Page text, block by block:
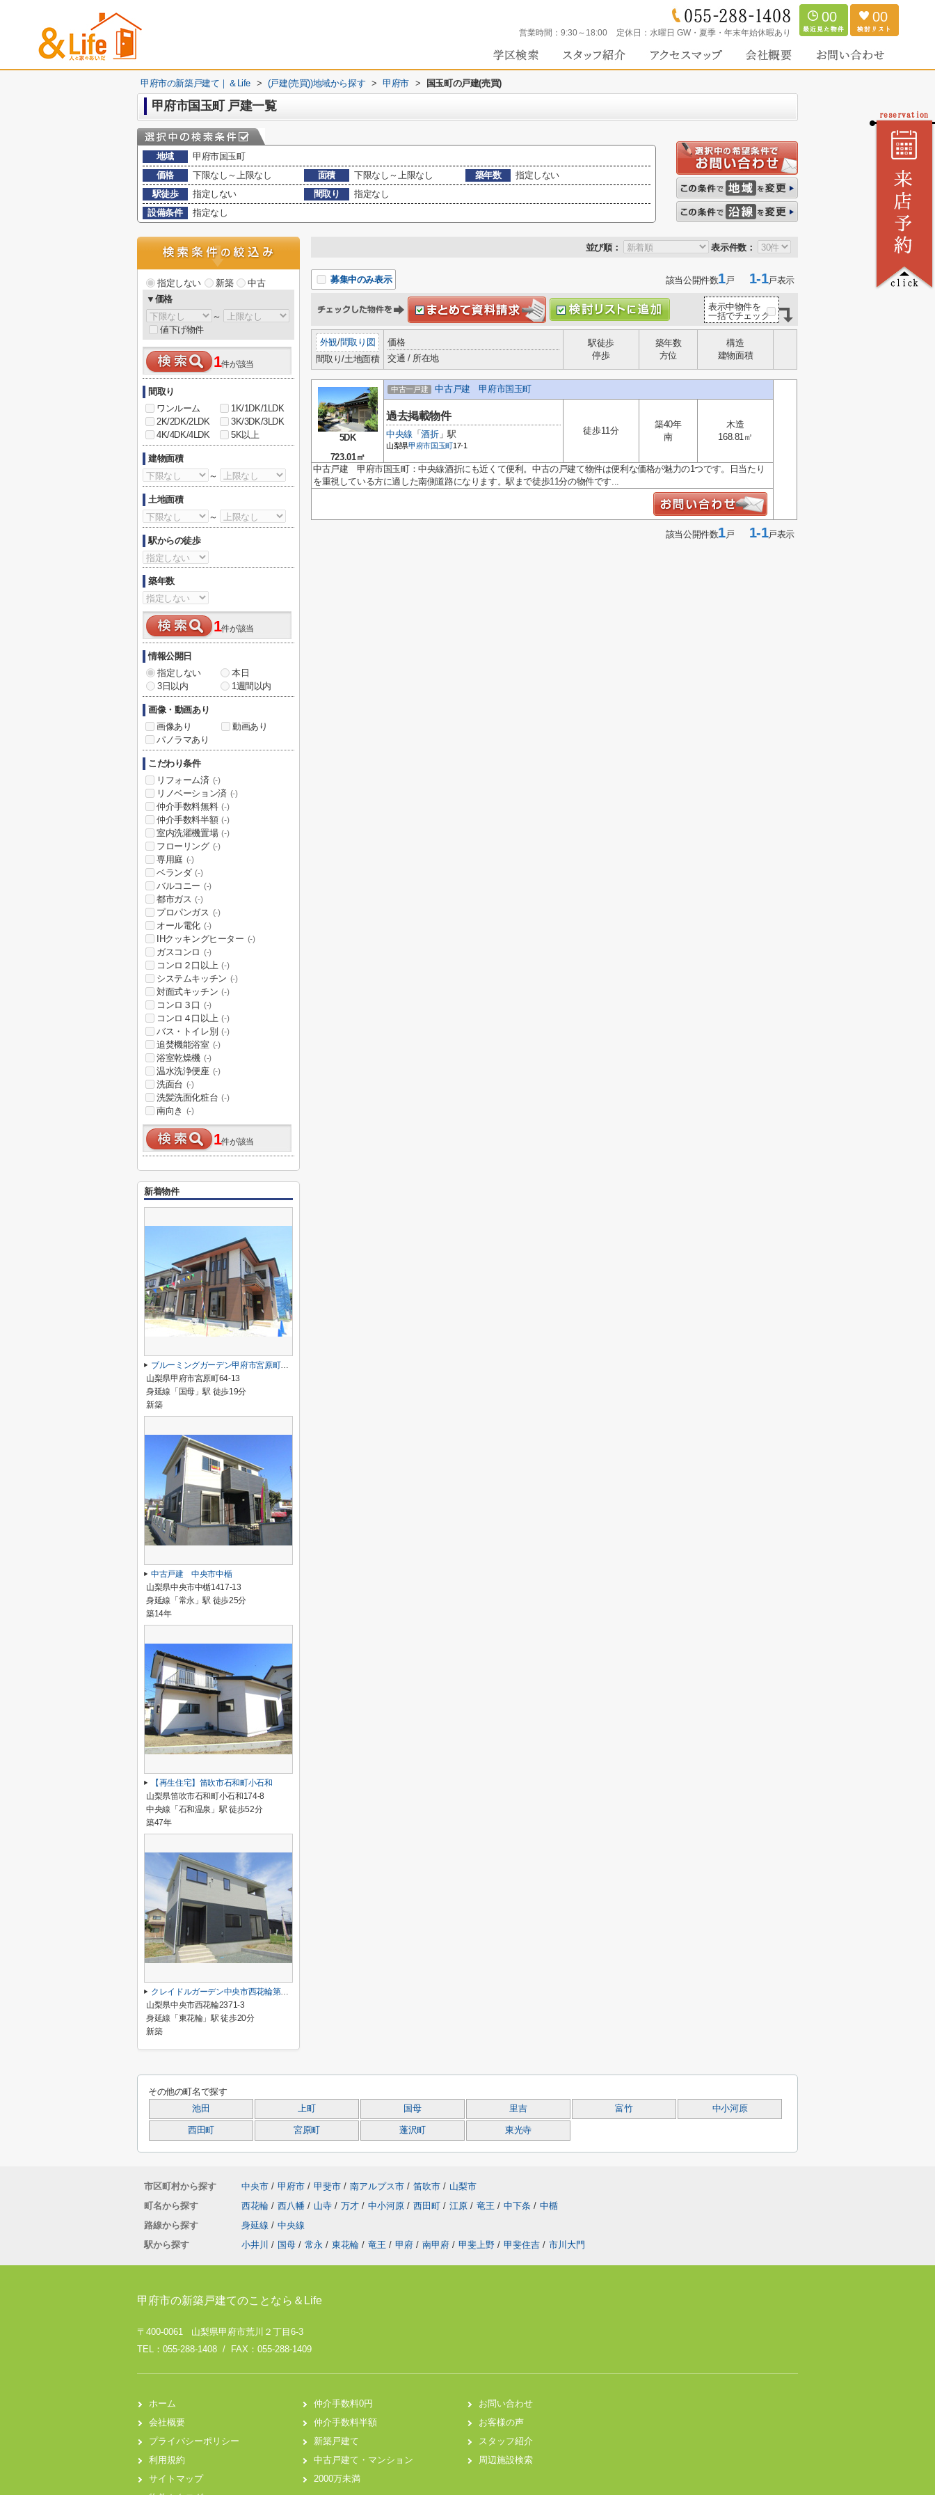
営業時間： 9:30～18:00 定休日： 水曜日 GW・夏季・年末年始休暇あり
00 00
甲府市の新築戸建て｜＆Life > (戸建(売買))地域から探す > 甲府市 > 国玉町の戸建(売買)
甲府市国玉町 戸建一覧
地域
甲府市国玉町
価格
下限なし～上限なし 面積 下限なし～上限なし 築年数
指定しない
駅徒歩
指定しない 間取り
指定なし
設備条件
指定なし
並び順： 表示件数：
募集中のみ表示 該当公開件数1戸 1-1戸表示
表示中物件を
一括でチェック
外観/間取り図
間取り/土地面積
価格
交通 / 所在地
駅徒歩
停歩
築年数
方位
構造
建物面積
5DK
723.01㎡
中古一戸建 中古戸建 甲府市国玉町
過去掲載物件
中央線 「酒折」駅
山梨県甲府市国玉町17-1
徒歩11分
築40年
南
木造
168.81㎡
中古戸建 甲府市国玉町：中央線酒折にも近くて便利。中古の戸建て物件は便利な価格が魅力の1つです。日当たり
を重視している方に適した南側道路になります。駅まで徒歩11分の物件です...
該当公開件数1戸 1-1戸表示
指定しない 新築
中古
▼価格
～
値下げ物件
1件が該当
間取り
ワンルーム
1K/1DK/1LDK
2K/2DK/2LDK
3K/3DK/3LDK
4K/4DK/4LDK
5K以上
建物面積
～
土地面積
～
駅からの徒歩
築年数
1件が該当
情報公開日
指定しない
本日
3日以内
1週間以内
画像・動画あり
画像あり
動画あり
パノラマあり
こだわり条件
リフォーム済 (-)
リノベーション済 (-)
仲介手数料無料 (-)
仲介手数料半額 (-)
室内洗濯機置場 (-)
フローリング (-)
専用庭 (-)
ベランダ (-)
バルコニー (-)
都市ガス (-)
プロパンガス (-)
オール電化 (-)
IHクッキングヒーター (-)
ガスコンロ (-)
コンロ２口以上 (-)
システムキッチン (-)
対面式キッチン (-)
コンロ３口 (-)
コンロ４口以上 (-)
バス・トイレ別 (-)
追焚機能浴室 (-)
浴室乾燥機 (-)
温水洗浄便座 (-)
洗面台 (-)
洗髪洗面化粧台 (-)
南向き (-)
1件が該当
新着物件
ブルーミングガーデン甲府市宮原町 1号棟
山梨県甲府市宮原町64-13
身延線「国母」駅 徒歩19分
新築
中古戸建 中央市中楯
山梨県中央市中楯1417-13
身延線「常永」駅 徒歩25分
築14年
【再生住宅】笛吹市石和町小石和
山梨県笛吹市石和町小石和174-8
中央線「石和温泉」駅 徒歩52分
築47年
クレイドルガーデン中央市西花輪第2 1号棟
山梨県中央市西花輪2371-3
身延線「東花輪」駅 徒歩20分
新築
その他の町名で探す
池田 上町 国母 里吉 富竹 中小河原
西田町 宮原町 蓬沢町 東光寺
市区町村から探す 中央市 / 甲府市 / 甲斐市 / 南アルプス市 / 笛吹市 / 山梨市
町名から探す
西花輪 / 西八幡 / 山寺 / 万才 / 中小河原 / 西田町 / 江原 / 竜王 / 中下条 / 中楯
路線から探す
身延線 / 中央線
駅から探す
小井川 / 国母 / 常永 / 東花輪 / 竜王 / 甲府 / 南甲府 / 甲斐上野 / 甲斐住吉 / 市川大門
甲府市の新築戸建てのことなら＆Life
〒400-0061 山梨県甲府市荒川２丁目6-3
TEL：055-288-1408 / FAX：055-288-1409
ホーム
会社概要
プライバシーポリシー
利用規約
サイトマップ
仲介手数料0円
仲介手数料半額
新築戸建て
中古戸建て・マンション
2000万未満
お問い合わせ
お客様の声
スタッフ紹介
周辺施設検索